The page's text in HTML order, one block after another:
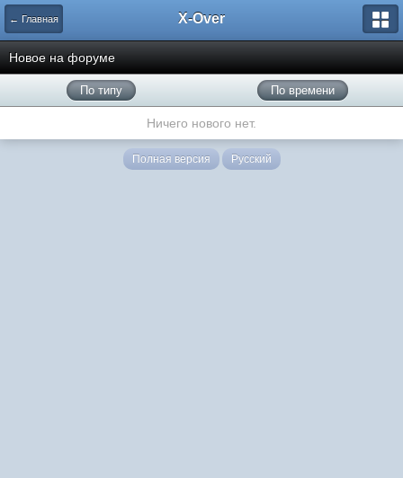
← Главная X-Over
Новое на форуме
По типу По времени
Ничего нового нет.
Полная версия Русский